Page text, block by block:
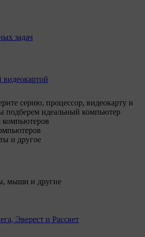
задач
серию, процессор, видеокарту и
подберем идеальный компьютер
и другое
мыши и другие
Эверест и Рассвет